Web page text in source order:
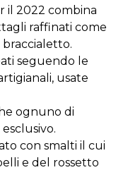
il 2022 combina
raffinati come
braccialetto.
seguendo le
usate
ognuno di
con smalti il cui
e del rossetto